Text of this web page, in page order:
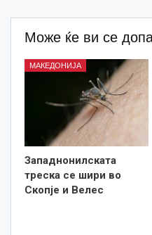
Може ќе ви се
МАКЕДОНИЈА
Западнонилската
треска се шири во
Скопје и Велес